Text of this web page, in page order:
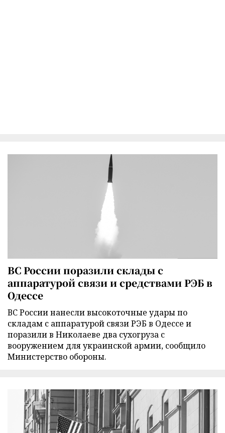
ВС России поразили склады с
аппаратурой связи и средствами РЭБ в
Одессе
ВС России нанесли высокоточные удары по
складам с аппаратурой связи РЭБ в Одессе и
поразили в Николаеве два сухогруза с
вооружением для украинской армии, сообщило
Министерство обороны.